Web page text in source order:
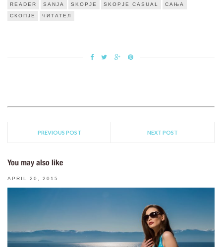
READER SANJA SKOPJE SKOPJE CASUAL САЊА
СКОПЈЕ ЧИТАТЕЛ
PREVIOUS POST NEXT POST
You may also like
APRIL 20, 2015